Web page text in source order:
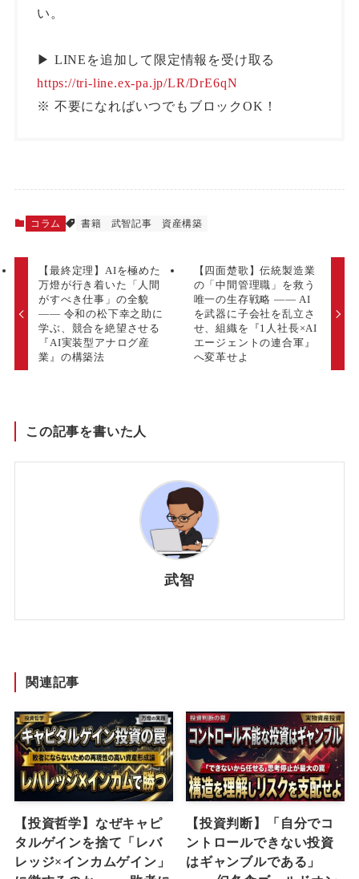
い。
▶︎ LINEを追加して限定情報を受け取る
https://tri-line.ex-pa.jp/LR/DrE6qN
※ 不要になればいつでもブロックOK！
コラム 書籍 武智記事 資産構築
【最終定理】AIを極めた
万燈が行き着いた「人間
がすべき仕事」の全貌
―― 令和の松下幸之助に
学ぶ、競合を絶望させる
『AI実装型アナログ産
業』の構築法
【四面楚歌】伝統製造業
の「中間管理職」を救う
唯一の生存戦略 ―― AI
を武器に子会社を乱立さ
せ、組織を『1人社長×AI
エージェントの連合軍』
へ変革せよ
この記事を書いた人
武智
関連記事
【投資哲学】なぜキャピ
タルゲインを捨て「レバ
レッジ×インカムゲイン」
【投資判断】「自分でコ
ントロールできない投資
はギャンブルである」